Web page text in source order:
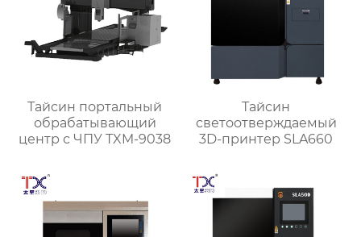
Тайсин портальный
обрабатывающий
центр с ЧПУ TXM-9038
Тайсин
светоотверждаемый
3D-принтер SLA660